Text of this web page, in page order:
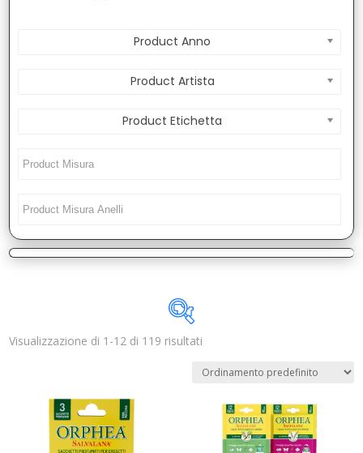
Product Anno
Product Artista
Product Etichetta
Categorie prodotto
Visualizzazione di 1-12 di 119 risultati